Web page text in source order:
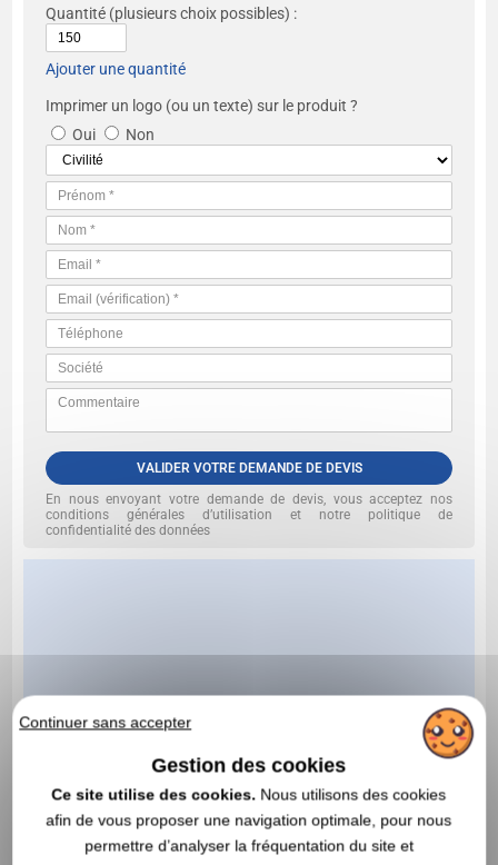
Quantité (plusieurs choix possibles) :
Ajouter une quantité
Imprimer un logo (ou un texte) sur le produit ?
Oui
Non
VALIDER VOTRE DEMANDE DE DEVIS
En nous envoyant votre demande de devis, vous acceptez nos
conditions générales d’utilisation et notre politique de
confidentialité des données
Continuer sans accepter
Gestion des cookies
Ce site utilise des cookies. Nous utilisons des cookies
afin de vous proposer une navigation optimale, pour nous
permettre d’analyser la fréquentation du site et